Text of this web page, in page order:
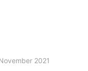
2021